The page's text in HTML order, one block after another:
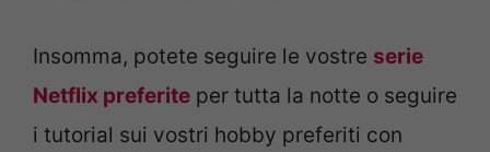
Insomma, potete seguire le vostre serie
Netflix preferite per tutta la notte o seguire
i tutorial sui vostri hobby preferiti con